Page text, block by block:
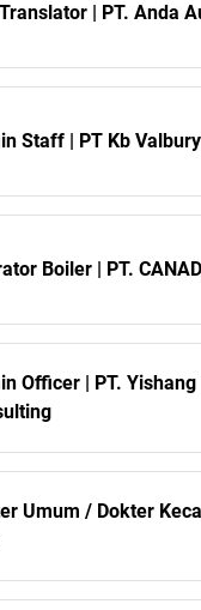
| PT. Anda
Staff | PT Kb
Operator Boiler |
Officer | PT.
Umum / Dokter